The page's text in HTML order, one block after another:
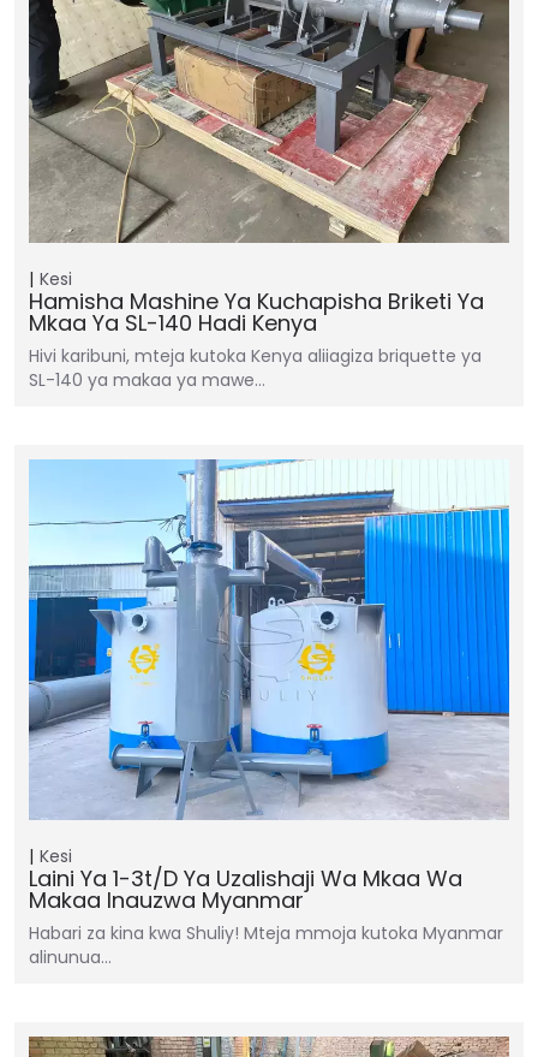
Kesi
Hamisha Mashine Ya Kuchapisha Briketi Ya
Mkaa Ya SL-140 Hadi Kenya
Hivi karibuni, mteja kutoka Kenya aliiagiza briquette ya
SL-140 ya makaa ya mawe…
Kesi
Laini Ya 1-3t/d Ya Uzalishaji Wa Mkaa Wa
Makaa Inauzwa Myanmar
Habari za kina kwa Shuliy! Mteja mmoja kutoka Myanmar
alinunua…